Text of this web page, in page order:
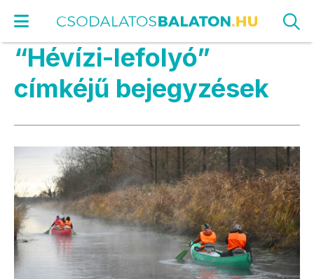
“Hévízi-lefolyó”
címkéjű bejegyzések